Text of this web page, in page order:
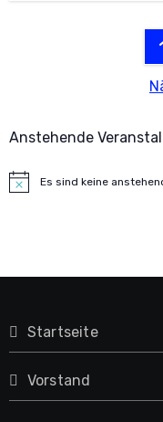
Anstehende
HinweisEs sind keine
Startseite
Vorstand